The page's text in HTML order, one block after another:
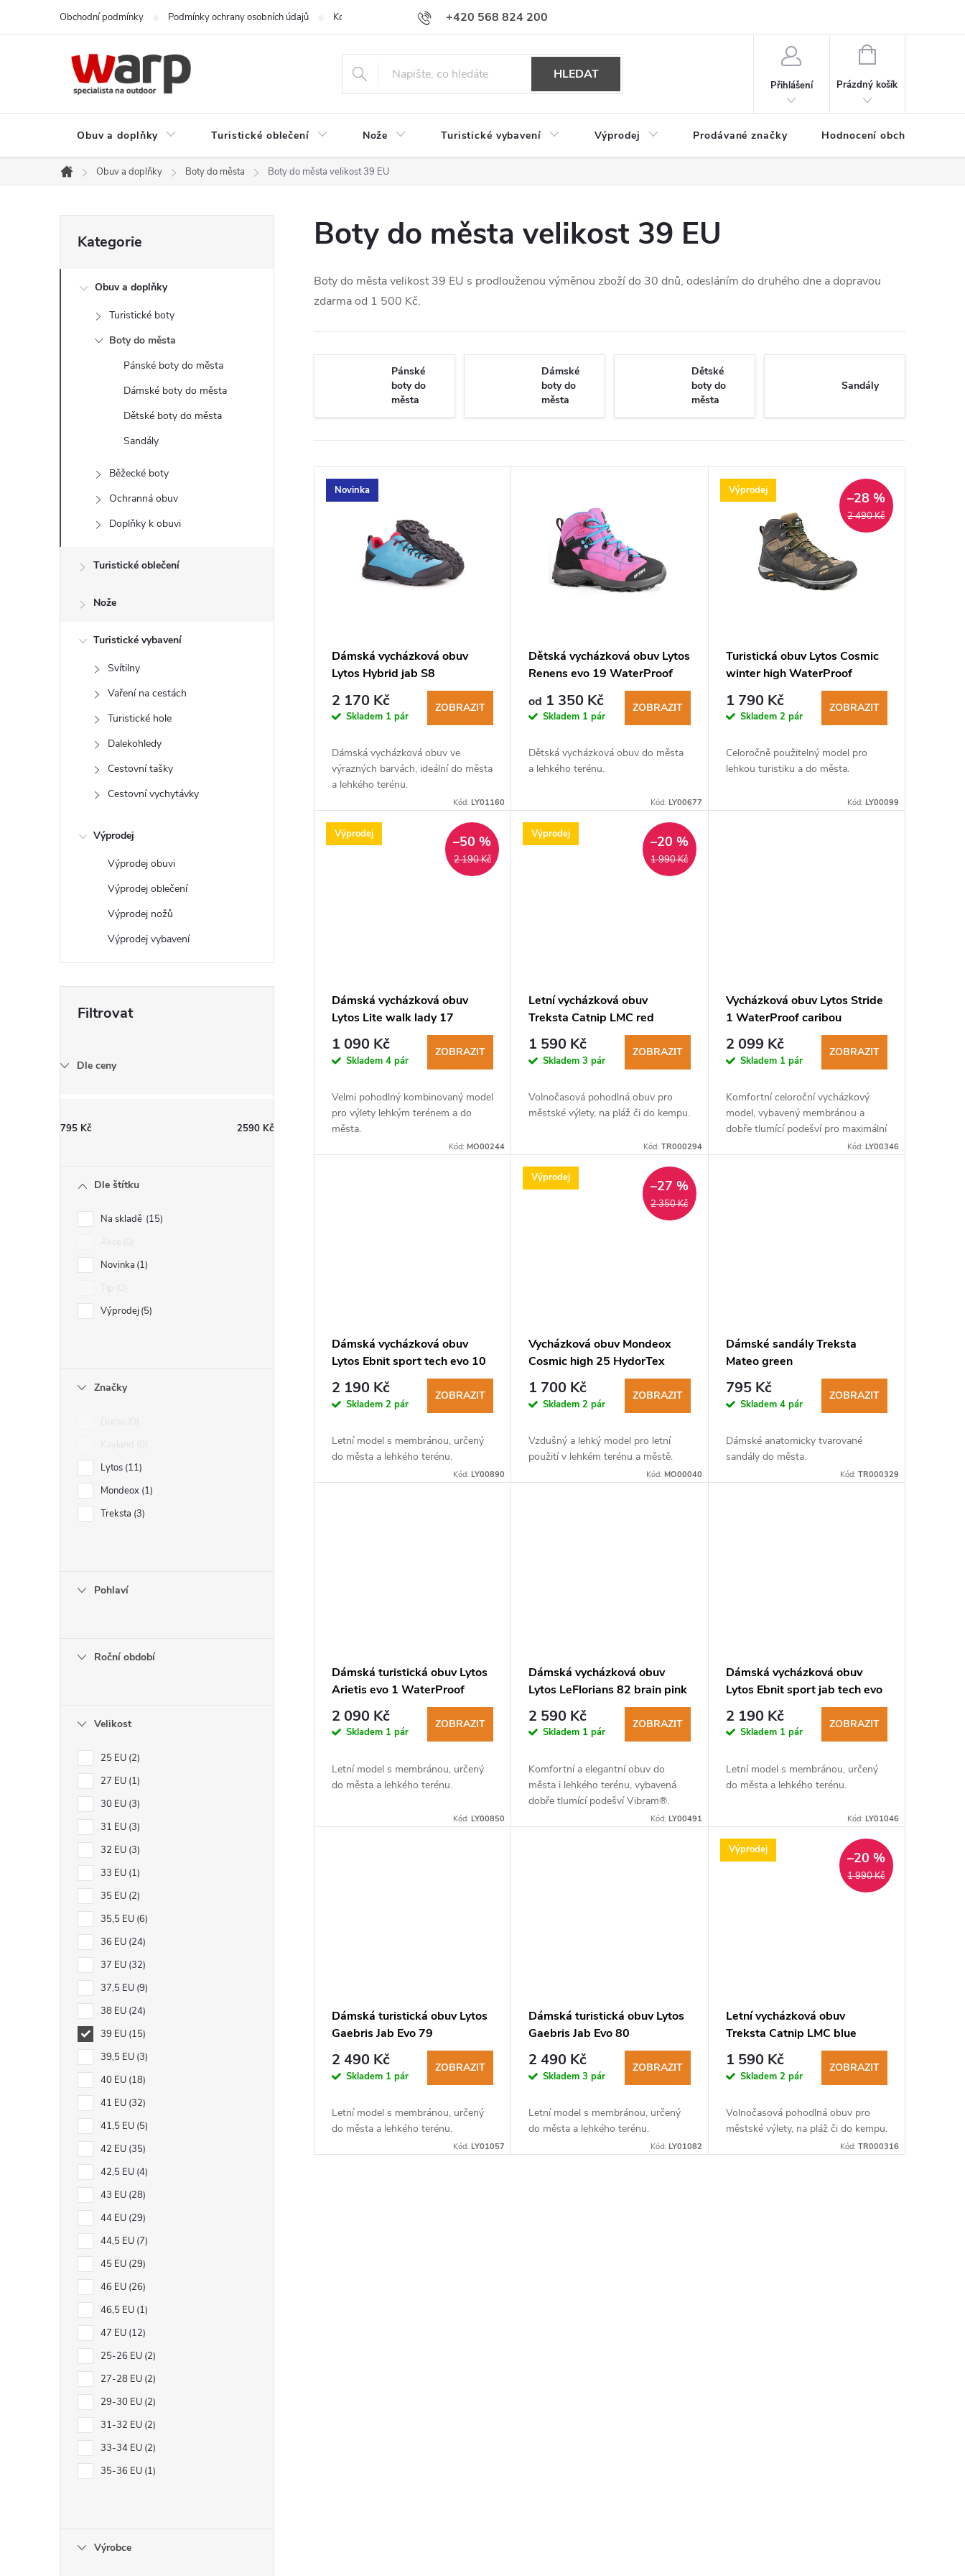
+420 568 824 200
Obchodní podmínky Podmínky ochrany osobních údajů Kontakty Doprava a platba Hodnocení obchodu
HLEDAT
Přihlášení
NÁKUPNÍ
Prázdný košík
Obuv a doplňky Turistické oblečení Nože Turistické vybavení Výprodej Prodávané značky Hodnocení obchodu
Domů
Obuv a doplňky Boty do města Boty do města velikost 39 EU
o
p
kategorie
Kategorie
Obuv a doplňky
Turistické boty
Boty do města
Pánské boty do města
Dámské boty do města
Dětské boty do města
Sandály
Běžecké boty
Ochranná obuv
Doplňky k obuvi
Turistické oblečení
Nože
Turistické vybavení
Svítilny
Vaření na cestách
Turistické hole
Dalekohledy
Cestovní tašky
Cestovní vychytávky
Výprodej
Výprodej obuvi
Výprodej oblečení
Výprodej nožů
Výprodej vybavení
Dle ceny
795 Kč 2590 Kč
Dle štítku
Na skladě 15
Novinka 1
Výprodej 5
Značky
Lytos 11
Mondeox 1
Treksta 3
Pohlaví
Roční období
Velikost
25 EU 2
27 EU 1
30 EU 3
31 EU 3
32 EU 3
33 EU 1
35 EU 2
35,5 EU 6
36 EU 24
37 EU 32
37,5 EU 9
38 EU 24
39 EU 15
39,5 EU 3
40 EU 18
41 EU 32
41,5 EU 5
42 EU 35
42,5 EU 4
43 EU 28
44 EU 29
44,5 EU 7
45 EU 29
46 EU 26
46,5 EU 1
47 EU 12
25-26 EU 2
27-28 EU 2
29-30 EU 2
31-32 EU 2
33-34 EU 2
35-36 EU 1
Výrobce
Boty do města velikost 39 EU
Boty do města velikost 39 EU s prodlouženou výměnou zboží do 30 dnů, odesláním do druhého dne a dopravou
zdarma od 1 500 Kč.
Pánské
boty do
města
Dámské
boty do
města
Dětské
boty do
města
Sandály
V
u
k
Novinka
Dámská vycházková obuv
Lytos Hybrid jab S8
Waterproof azzuro
2 170 Kč
Skladem 1 pár
ZOBRAZIT
Dámská vycházková obuv ve
výrazných barvách, ideální do města
a lehkého terénu.
Kód:LY01160
Dětská vycházková obuv Lytos
Renens evo 19 WaterProof
passion turchese
od 1 350 Kč
Skladem 1 pár
ZOBRAZIT
Dětská vycházková obuv do města
a lehkého terénu.
Kód: LY00677
Výprodej
2 490 Kč
–28 %
Turistická obuv Lytos Cosmic
winter high WaterProof
1 790 Kč
Skladem 2 pár
ZOBRAZIT
Celoročně použitelný model pro
lehkou turistiku a do města.
Kód: LY00099
Výprodej
2 190 Kč
–50 %
Dámská vycházková obuv
Lytos Lite walk lady 17
WaterProof plaster caraibi
1 090 Kč
Skladem 4 pár
ZOBRAZIT
Velmi pohodlný kombinovaný model
pro výlety lehkým terénem a do
města.
Kód: MO00244
Výprodej
1 990 Kč
–20 %
Letní vycházková obuv
Treksta Catnip LMC red
1 590 Kč
Skladem3 pár
ZOBRAZIT
Volnočasová pohodlná obuv pro
městské výlety, na pláž či do kempu.
Kód: TR000294
Vycházková obuv Lytos Stride
1 WaterProof caribou
2 099 Kč
Skladem 1 pár
ZOBRAZIT
Komfortní celoroční vycházkový
model, vybavený membránou a
dobře tlumící podešví pro maximální
komfort na tvrdém povrchuKód: LY00346
Dámská vycházková obuv
Lytos Ebnit sport tech evo 10
WaterProof shark-
acquamarina
2 190 Kč
Skladem 2 pár
ZOBRAZIT
Letní model s membránou, určený
do města a lehkého terénu.
Kód:LY00890
Výprodej
2 350 Kč
–27 %
Vycházková obuv Mondeox
Cosmic high 25 HydorTex
corteccia arancio
1 700 Kč
Skladem2 pár
ZOBRAZIT
Vzdušný a lehký model pro letní
použití v lehkém terénu a městě.
Kód: MO00040
Dámské sandály Treksta
Mateo green
795 Kč
Skladem 4 pár
ZOBRAZIT
Dámské anatomicky tvarované
sandály do města.
Kód: TR000329
Dámská turistická obuv Lytos
Arietis evo 1 WaterProof
fumo-cupcake
2 090 Kč
Skladem 1 pár
ZOBRAZIT
Letní model s membránou, určený
do města a lehkého terénu.
Kód:LY00850
Dámská vycházková obuv
Lytos LeFlorians 82 brain pink
2 590 Kč
Skladem 1 pár
ZOBRAZIT
Komfortní a elegantní obuv do
města i lehkého terénu, vybavená
dobře tlumící podešví Vibram®.
Kód: LY00491
Dámská vycházková obuv
Lytos Ebnit sport jab tech evo
11 WaterProof shark-fuxia
2 190 Kč
Skladem 1 pár
ZOBRAZIT
Letní model s membránou, určený
do města a lehkého terénu.
Kód: LY01046
Dámská turistická obuv Lytos
Gaebris Jab Evo 79
WaterProof brain-cupcake
2 490 Kč
Skladem 1 pár
ZOBRAZIT
Letní model s membránou, určený
do města a lehkého terénu.
Kód:LY01057
Dámská turistická obuv Lytos
Gaebris Jab Evo 80
WaterProof brain-
acquamarina
2 490 Kč
Skladem3 pár
ZOBRAZIT
Letní model s membránou, určený
do města a lehkého terénu.
Kód: LY01082
Výprodej
1 990 Kč
–20 %
Letní vycházková obuv
Treksta Catnip LMC blue
1 590 Kč
Skladem 2 pár
ZOBRAZIT
Volnočasová pohodlná obuv pro
městské výlety, na pláž či do kempu.
Kód: TR000316